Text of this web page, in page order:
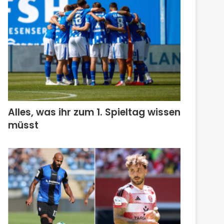
Alles, was ihr zum 1. Spieltag wissen
müsst